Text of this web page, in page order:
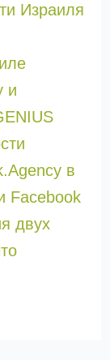
Израиля
и
в
Facebook
двух